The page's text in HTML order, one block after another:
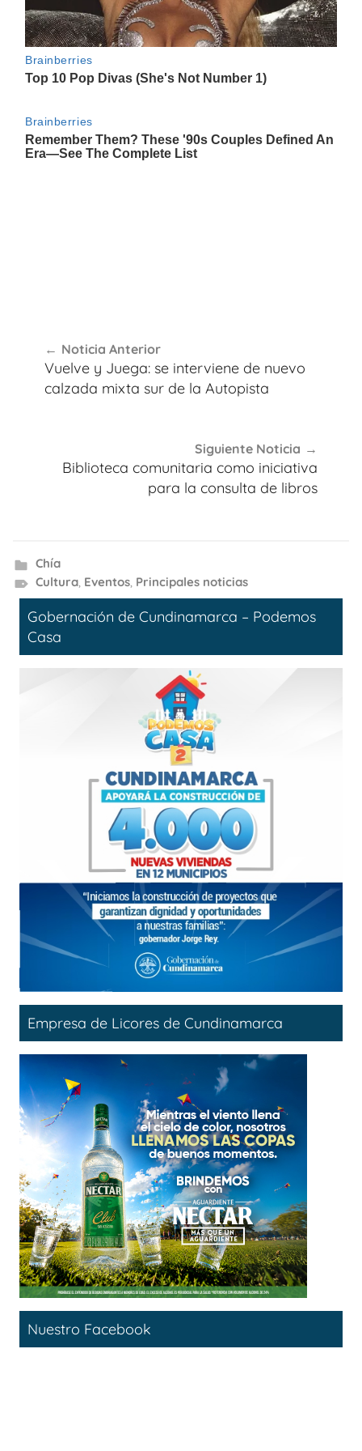
de
entradas
Noticia Anterior
Vuelve y Juega: se interviene de nuevo
calzada mixta sur de la Autopista
Siguiente Noticia
Biblioteca comunitaria como iniciativa
para la consulta de libros
Chía
Cultura, Eventos, Principales noticias
Gobernación de Cundinamarca – Podemos
Casa
Empresa de Licores de Cundinamarca
Nuestro Facebook